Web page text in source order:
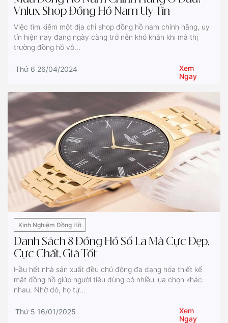
Vnlux Shop Đồng Hồ Nam Uy Tín
Việc tìm kiếm một địa chỉ shop đồng hồ nam chính hãng, uy
tín hiện nay đang ngày càng trở nên khó khăn khi mà thị
trường đồng hồ vô...
Thứ 6 26/04/2024
Xem
Ngay
Kinh Nghiệm Đồng Hồ
Danh Sách 8 Đồng Hồ Số La Mã Cực Đẹp,
Cực Chất, Giá Tốt
Hầu hết nhà sản xuất đều chủ động đa dạng hóa thiết kế
mặt đồng hồ giúp người tiêu dùng có nhiều lựa chọn khác
nhau. Nhờ đó, họ tự...
Thứ 5 16/01/2025
Xem
Ngay